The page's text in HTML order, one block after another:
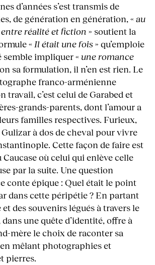
d’années s’est transmis de
de génération en génération, « au
réalité et fiction » soutient la
« Il était une fois» qu’emploie
semble impliquer « une romance
sa formulation, il n’en est rien. Le
franco-arménienne
travail, c’est celui de Garabed et
grands-parents, dont l’amour a
familles respectives. Furieux,
à dos de cheval pour vivre
Cette façon de faire est
où celui qui enlève celle
par la suite. Une question
conte épique : Quel était le point
dans cette péripétie ? En partant
des souvenirs légués à travers le
une quête d’identité, offre à
mère le choix de raconter sa
mêlant photographies et
pierres.